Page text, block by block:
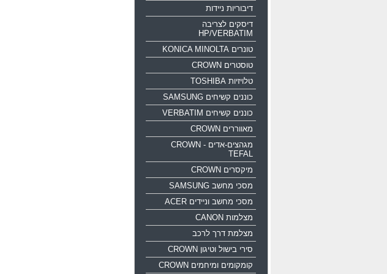
דיבוריות ניידות
דיסקים לצריבה
HP/VERBATIM
טונרים KONICA MINOLTA
טוסטרים CROWN
טלויזיות TOSHIBA
כוננים קשיחים SAMSUNG
כוננים קשיחים VERBATIM
מאווררים CROWN
מגהצים-אדים CROWN -
TEFAL
מיקסרים CROWN
מסכי מחשב SAMSUNG
מסכי מחשב וניידים ACER
מצלמות CANON
מצלמת דרך לרכב
סירי בישול וטיגון CROWN
קומקומים ומיחמים CROWN